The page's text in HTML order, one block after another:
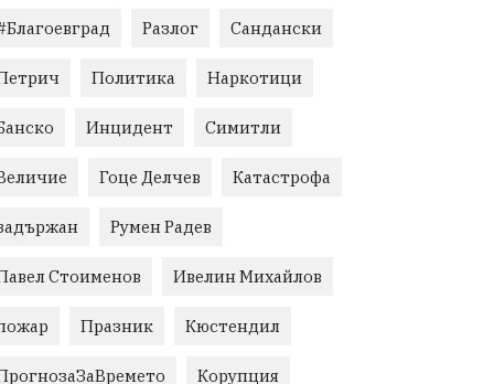
Разлог Сандански
Политика Наркотици
Инцидент Симитли
Гоце Делчев Катастрофа
Румен Радев
Стоименов Ивелин Михайлов
Празник Кюстендил
Корупция